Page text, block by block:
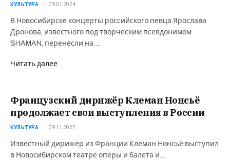
КУЛЬТУРА 09.01.2024
В Новосибирске концерты российского певца Ярослава
Дронова, известного под творческим псевдонимом
SHAMAN, перенесли на…
Читать далее
Французский дирижёр Клеман Нонсьё
продолжает свои выступления в России
КУЛЬТУРА 09.11.2023
Известный дирижёр из Франции Клеман Нонсьё выступил
в Новосибирском театре оперы и балета и…